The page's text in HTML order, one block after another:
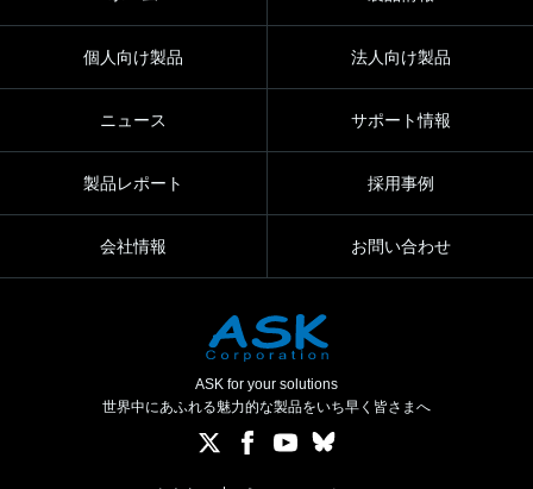
個人向け製品 法人向け製品
ニュース サポート情報
製品レポート 採用事例
会社情報 お問い合わせ
ASK for your solutions
世界中にあふれる魅力的な製品をいち早く皆さまへ